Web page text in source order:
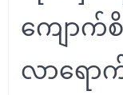
ကျောက်
လာရော